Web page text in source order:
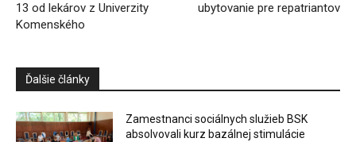
13 od lekárov z Univerzity
Komenského
ubytovanie pre repatriantov
Ďalšie články
Zamestnanci sociálnych služieb BSK
absolvovali kurz bazálnej stimulácie